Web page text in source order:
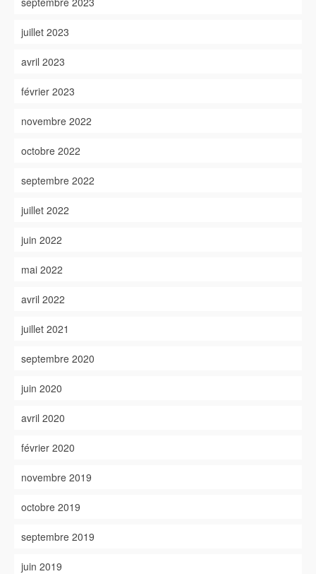
juillet 2023
avril 2023
février 2023
novembre 2022
octobre 2022
septembre 2022
juillet 2022
juin 2022
mai 2022
avril 2022
juillet 2021
septembre 2020
juin 2020
avril 2020
février 2020
novembre 2019
octobre 2019
septembre 2019
juin 2019